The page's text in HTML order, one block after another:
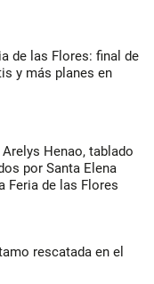
de las Flores: final de
y más planes en
Henao, tablado
por Santa Elena
Feria de las Flores
rescatada en el